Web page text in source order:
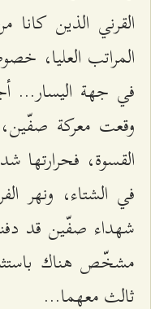
القرني الذين
المراتب العليا،
في جهة اليسار...
وقعت معركة
القسوة،
في الشتاء، ونهر
شهداء صفّين قد
مشخّص هناك
ثالث معهما...